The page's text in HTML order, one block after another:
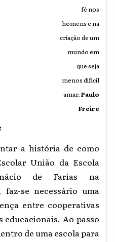
fé nos
homens e na
criação de um
mundo em
que seja
menos difícil
amar.Paulo
Freire
a história de como
União da Escola
de Farias na
faz-se necessário uma
entre cooperativas
educacionais. Ao passo
de uma escola para